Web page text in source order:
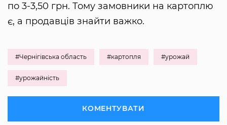
по 3-3,50 грн. Тому замовники на картоплю
є, а продавців знайти важко.
#Чернігівська область #картопля #урожай
#урожайність
КОМЕНТУВАТИ